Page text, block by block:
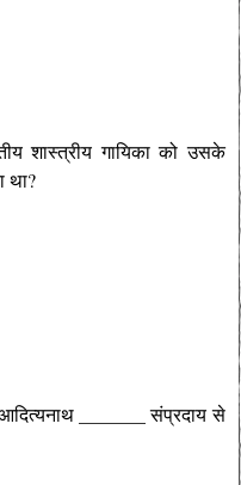
शास्त्रीय गायिका को उसके
था?
_______ संप्रदाय से